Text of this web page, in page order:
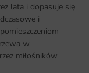
lata i dopasuje się
i
w
miłośników